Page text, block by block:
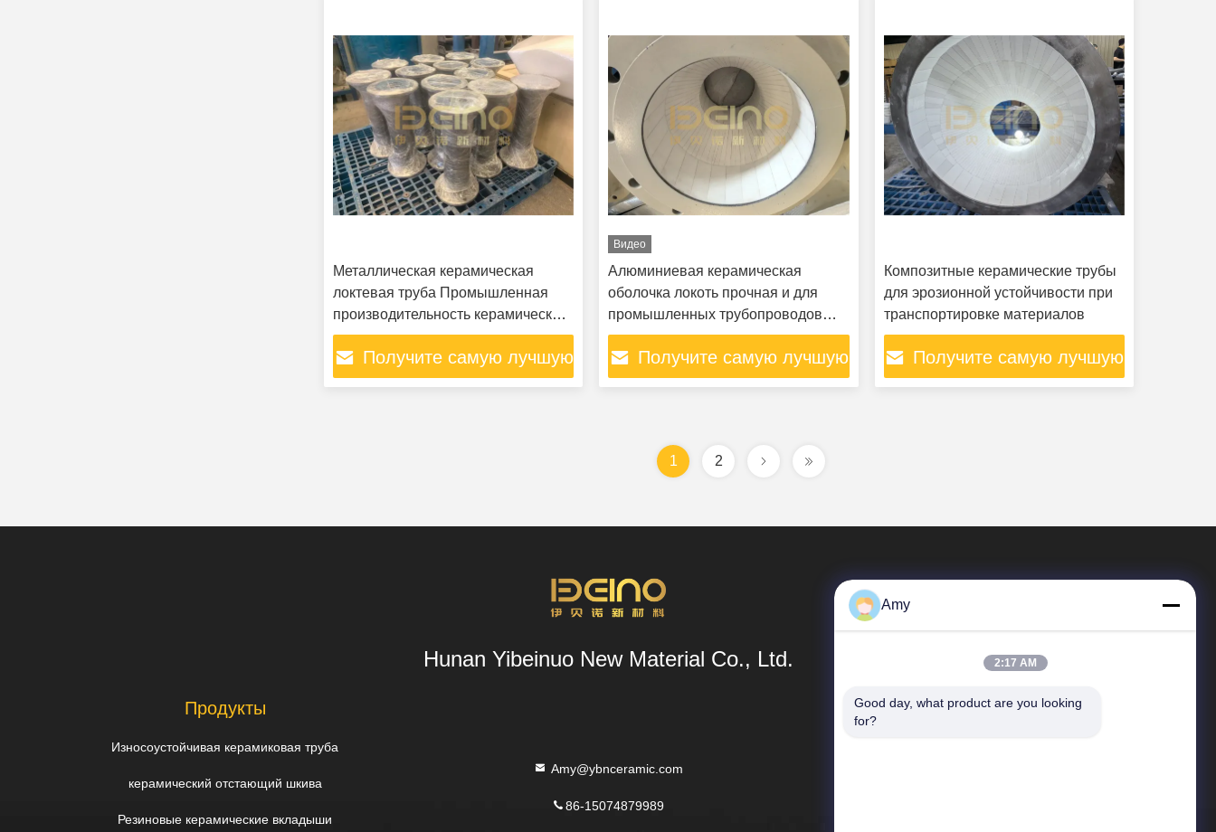
Металлическая керамическая
локтевая труба Промышленная
производительность керамическая
труба для превосходной
износостойкости и коррозии
Получите самую лучшую
Видео
Алюминиевая керамическая
оболочка локоть прочная и для
промышленных трубопроводов
Алюминиевая керамическая
оболочка трубы
Получите самую лучшую
Композитные керамические трубы
для эрозионной устойчивости при
транспортировке материалов
Получите самую лучшую
1 2
Hunan Yibeinuo New Material Co., Ltd.
Продукты
Износоустойчивая керамиковая труба
керамический отстающий шкива
Резиновые керамические вкладыши
Amy@ybnceramic.com
86-15074879989
Быстрые Связи
Amy
2:17 AM
Good day, what product are you looking
for?